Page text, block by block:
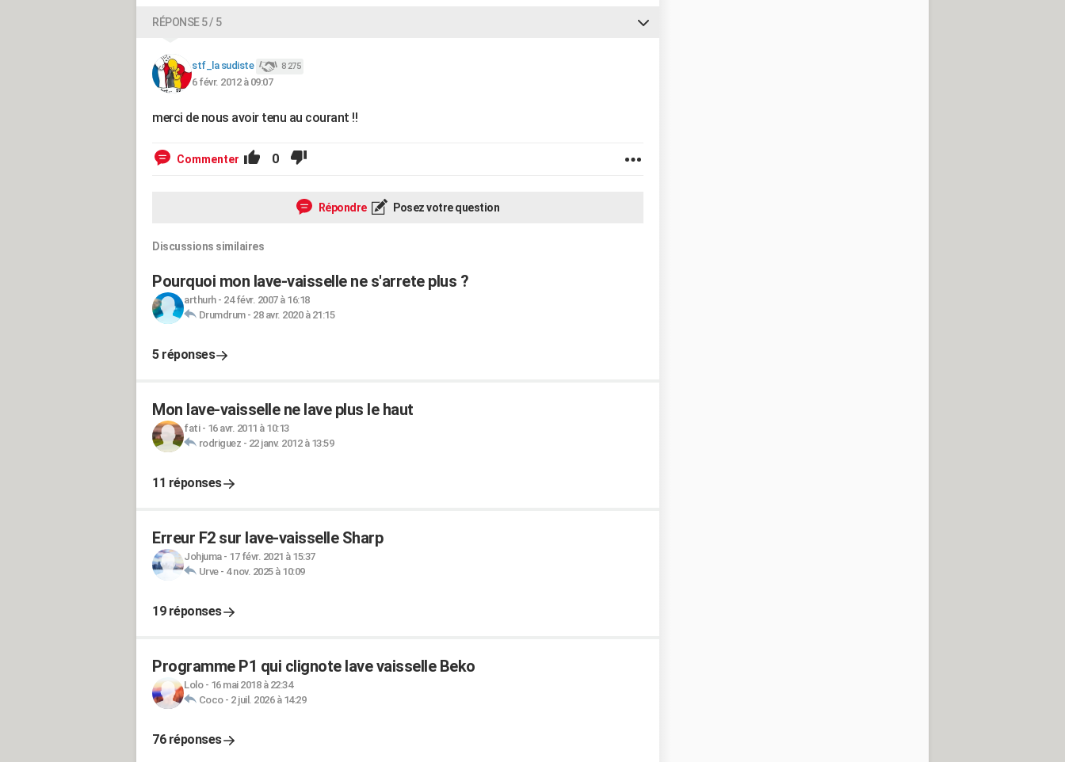
RÉPONSE 5 / 5
stf_la sudiste 8 275
6 févr. 2012 à 09:07
merci de nous avoir tenu au courant !!
Commenter 0
Répondre Posez votre question
Discussions similaires
Pourquoi mon lave-vaisselle ne s'arrete plus ?
arthurh- 24 févr. 2007 à 16:18
Drumdrum- 28 avr. 2020 à 21:15
5 réponses
Mon lave-vaisselle ne lave plus le haut
fati- 16 avr. 2011 à 10:13
rodriguez - 22 janv. 2012 à 13:59
11 réponses
Erreur F2 sur lave-vaisselle Sharp
Johjuma- 17 févr. 2021 à 15:37
Urve- 4 nov. 2025 à 10:09
19 réponses
Programme P1 qui clignote lave vaisselle Beko
Lolo- 16 mai 2018 à 22:34
Coco- 2 juil. 2026 à 14:29
76 réponses